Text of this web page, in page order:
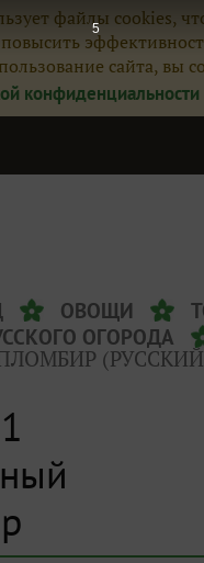
файлы cookies,
сайта, вы
конфиденциальности
ОВОЩИ
ОГОРОДА
4